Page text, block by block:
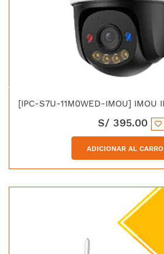
S/ 395.00
ADICIONAR AL CARRO